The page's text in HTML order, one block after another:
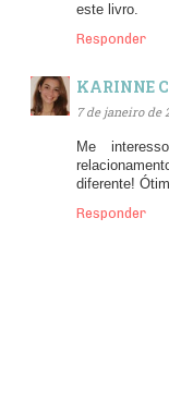
este livro.
Responder
KARINNE
7 de janeiro de
Me
diferente!
Responder